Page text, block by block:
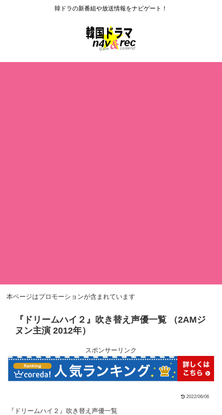
韓ドラの新番組や放送情報をナビゲート！
本ページはプロモーションが含まれています
『ドリームハイ２』吹き替え声優一覧 （2AMジ
ヌン主演 2012年）
スポンサーリンク
2022/06/06
『ドリームハイ２』吹き替え声優一覧